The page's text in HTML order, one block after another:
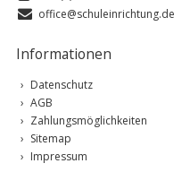
office@schuleinrichtung.de
Informationen
Datenschutz
AGB
Zahlungsmöglichkeiten
Sitemap
Impressum